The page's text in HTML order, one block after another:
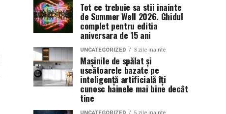
Tot ce trebuie sa stii inainte
de Summer Well 2026. Ghidul
complet pentru editia
aniversara de 15 ani
UNCATEGORIZED 3 zile inainte
Mașinile de spălat și
uscătoarele bazate pe
inteligență artificială îți
cunosc hainele mai bine decât
tine